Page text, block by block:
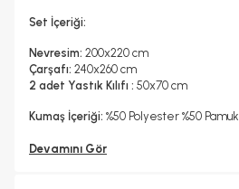
Kuru Temizleme Yapılabilir
Set İçeriği:
Nevresim: 200x220 cm
Çarşafı: 240x260 cm
2 adet Yastık Kılıfı : 50x70 cm
Kumaş İçeriği: %50 Polyester %50 Pamuk
Devamını Gör